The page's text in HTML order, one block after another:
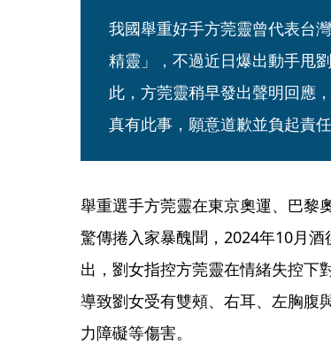
我國舉重好手方莞靈曾代表台
精靈」，不過近日爆出動手甩
此，方莞靈稍早發出聲明回應
真有此事，願意道歉並負起責任
舉重選手方莞靈在東京奧運、巴黎
驚傳捲入家暴醜聞，2024年10月
出，劉女指控方莞靈在情緒失控下
導致劉女受有雙頰、右耳、左胸腹
力障礙等傷害。